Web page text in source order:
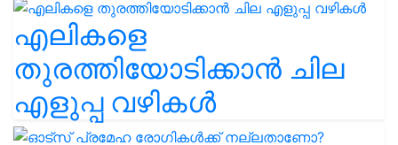
എലികളെ
തുരത്തിയോടിക്കാൻ ചില
എളുപ്പ വഴികൾ